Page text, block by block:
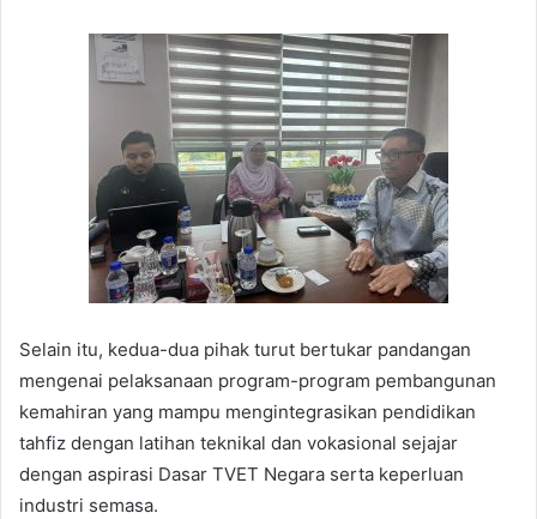
Selain itu, kedua-dua pihak turut bertukar pandangan
mengenai pelaksanaan program-program pembangunan
kemahiran yang mampu mengintegrasikan pendidikan
tahfiz dengan latihan teknikal dan vokasional sejajar
dengan aspirasi Dasar TVET Negara serta keperluan
industri semasa.